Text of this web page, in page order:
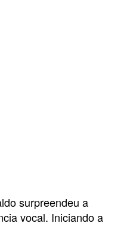
surpreendeu a
vocal. Iniciando a